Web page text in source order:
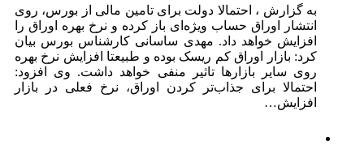
به گزارش ، احتمالا دولت برای تامین مالی از بورس، روی
انتشار اوراق حساب ویژه‌ای باز کرده و نرخ بهره اوراق را
افزایش خواهد داد. مهدی ساسانی کارشناس بورس بیان
کرد: بازار اوراق کم‌ ریسک بوده و طبیعتا افزایش نرخ بهره
روی سایر بازارها تاثیر منفی خواهد داشت. وی افزود:
احتمالا برای جذاب‌تر کردن اوراق، نرخ فعلی در بازار
افزایش…